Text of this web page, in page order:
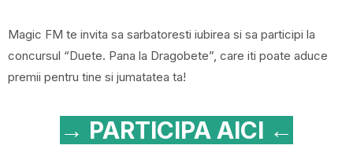
Magic FM te invita sa sarbatoresti iubirea si sa participi la
concursul “Duete. Pana la Dragobete”, care iti poate aduce
premii pentru tine si jumatatea ta!
→ PARTICIPA AICI ←